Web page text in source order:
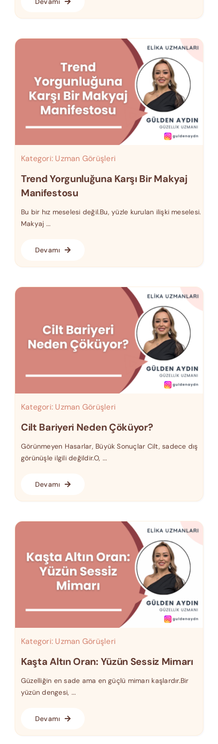
Kategori: Uzman Görüşleri
Trend Yorgunluğuna Karşı Bir Makyaj
Manifestosu
Bu bir hız meselesi değil.Bu, yüzle kurulan ilişki meselesi.
Makyaj ...
Devamı
Kategori: Uzman Görüşleri
Cilt Bariyeri Neden Çöküyor?
Görünmeyen Hasarlar, Büyük Sonuçlar Cilt, sadece dış
görünüşle ilgili değildir.O, ...
Devamı
Kategori: Uzman Görüşleri
Kaşta Altın Oran: Yüzün Sessiz Mimarı
Güzelliğin en sade ama en güçlü mimarı kaşlardır.Bir
yüzün dengesi, ...
Devamı